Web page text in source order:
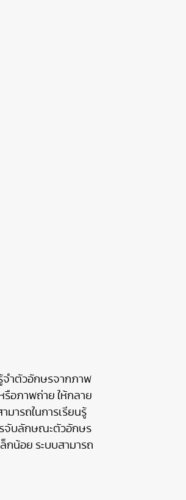
จำตัวอักษรจากภาพ
รือภาพถ่าย ให้กลาย
มารถในการเรียนรู้
รจับลักษณะตัวอักษร
กน้อย ระบบสามารถ